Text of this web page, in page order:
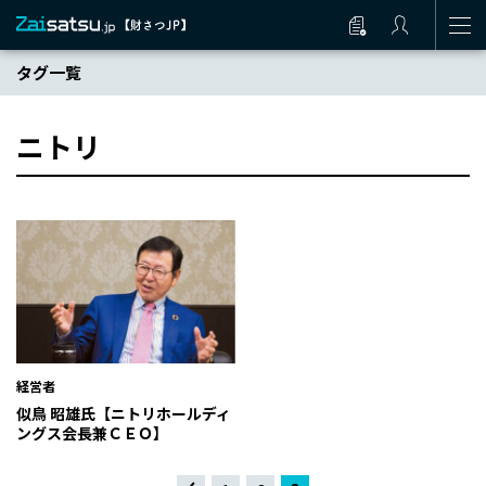
タグ一覧
ニトリ
経営者
似鳥 昭雄氏【ニトリホールディ
ングス会長兼ＣＥＯ】